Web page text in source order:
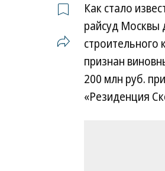
Как стало
райсуд Москвы
признан
200 млн руб.
«Резиденция